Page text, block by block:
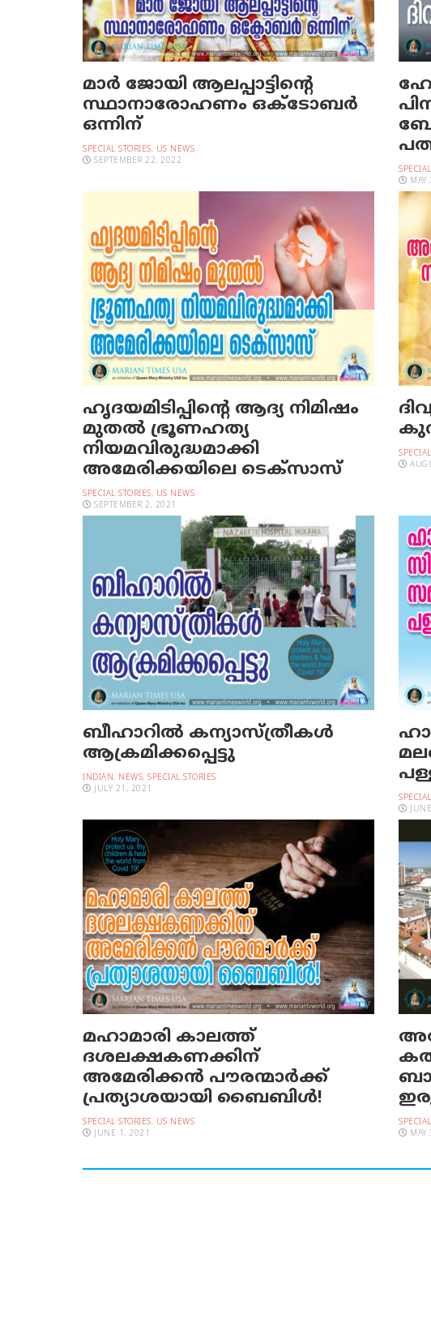
മാർ ജോയി ആലപ്പാട്ടിന്റെ
സ്ഥാനാരോഹണം ഒക്ടോബർ
ഒന്നിന്
SPECIAL STORIES, US NEWS
SEPTEMBER 22, 2022
MAY
ഹൃദയമിടിപ്പിന്റെ ആദ്യ നിമിഷം
മുതല്‍ ഭ്രൂണഹത്യ
നിയമവിരുദ്ധമാക്കി
അമേരിക്കയിലെ ടെക്‌സാസ്
SPECIAL STORIES, US NEWS
SEPTEMBER 2, 2021
ബീഹാറില്‍ കന്യാസ്ത്രീകള്‍
ആക്രമിക്കപ്പെട്ടു
INDIAN, NEWS, SPECIAL STORIES
JULY 21, 2021
മഹാമാരി കാലത്ത്
ദശലക്ഷകണക്കിന്
അമേരിക്കന്‍ പൗരന്മാര്‍ക്ക്
പ്രത്യാശയായി ബൈബിള്‍!
SPECIAL STORIES, US NEWS
JUNE 1, 2021
MAY